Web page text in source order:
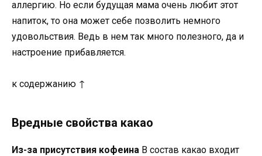
аллергию. Но если будущая мама очень любит этот
напиток, то она может себе позволить немного
удовольствия. Ведь в нем так много полезного, да и
настроение прибавляется.
к содержанию ↑
Вредные свойства какао
Из-за присутствия кофеина В состав какао входит